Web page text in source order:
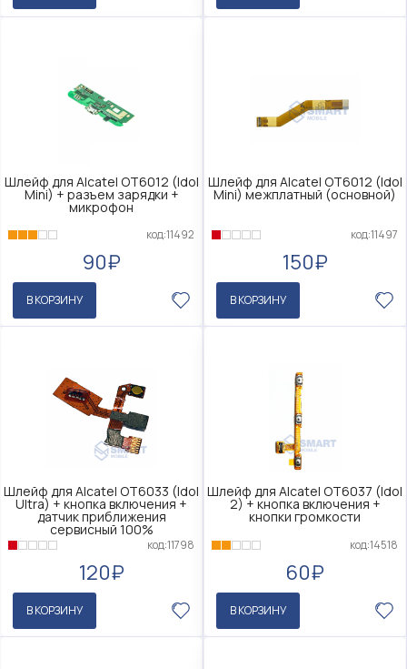
Шлейф для Alcatel OT6012 (Idol
Mini) + разъем зарядки +
микрофон
код:11492
90₽
В КОРЗИНУ
Шлейф для Alcatel OT6012 (Idol
Mini) межплатный (основной)
код:11497
150₽
В КОРЗИНУ
Шлейф для Alcatel OT6033 (Idol
Ultra) + кнопка включения +
датчик приближения
сервисный 100%
код:11798
120₽
В КОРЗИНУ
Шлейф для Alcatel OT6037 (Idol
2) + кнопка включения +
кнопки громкости
код:14518
60₽
В КОРЗИНУ